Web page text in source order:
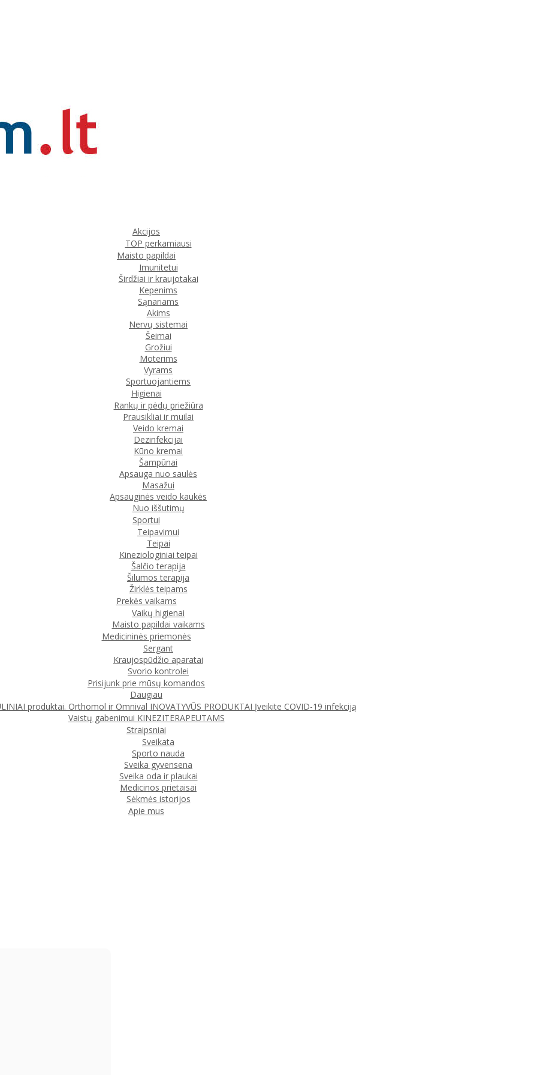
Akcijos
TOP perkamiausi
Maisto papildai
Imunitetui
Širdžiai ir kraujotakai
Kepenims
Sąnariams
Akims
Nervų sistemai
Šeimai
Grožiui
Moterims
Vyrams
Sportuojantiems
Higienai
Rankų ir pėdų priežiūra
Prausikliai ir muilai
Veido kremai
Dezinfekcijai
Kūno kremai
Šampūnai
Apsauga nuo saulės
Masažui
Apsauginės veido kaukės
Nuo iššutimų
Sportui
Teipavimui
Teipai
Kineziologiniai teipai
Šalčio terapija
Šilumos terapija
Žirklės teipams
Prekės vaikams
Vaikų higienai
Maisto papildai vaikams
Medicininės priemonės
Sergant
Kraujospūdžio aparatai
Svorio kontrolei
Prisijunk prie mūsų komandos
Daugiau
produktai. Orthomol ir Omnival INOVATYVŪS PRODUKTAI Įveikite COVID-19 infekciją
Vaistų gabenimui KINEZITERAPEUTAMS
Straipsniai
Sveikata
Sporto nauda
Sveika gyvensena
Sveika oda ir plaukai
Medicinos prietaisai
Sėkmės istorijos
Apie mus